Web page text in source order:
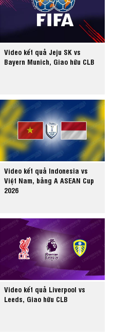
Video kết quả Jeju SK vs
Bayern Munich, Giao hữu CLB
Video kết quả Indonesia vs
Việt Nam, bảng A ASEAN Cup
2026
Video kết quả Liverpool vs
Leeds, Giao hữu CLB